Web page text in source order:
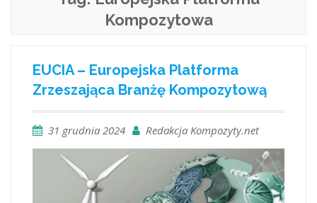
Kompozytowa
EUCIA – Europejska Platforma
Zrzeszająca Branżę Kompozytową
31 grudnia 2024 Redakcja Kompozyty.net